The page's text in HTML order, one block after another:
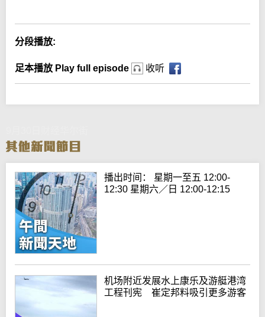
分段播放:
足本播放 Play full episode 收听
播出时间： 星期一至五 12:00-
12:30 星期六／日 12:00-12:15
机场附近发展水上康乐及游艇港湾
工程刊宪 崔定邦料吸引更多游客